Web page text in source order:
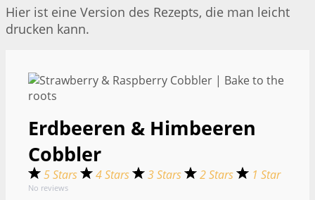
Hier ist eine Version des Rezepts, die man leicht
drucken kann.
Erdbeeren & Himbeeren
Cobbler
5 Stars 4 Stars 3 Stars 2 Stars 1 Star
No reviews